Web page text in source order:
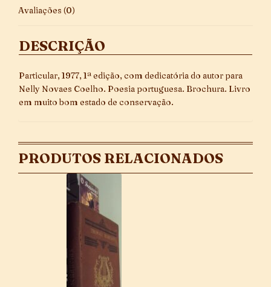
Avaliações (0)
DESCRIÇÃO
Particular, 1977, 1ª edição, com dedicatória do autor para
Nelly Novaes Coelho. Poesia portuguesa. Brochura. Livro
em muito bom estado de conservação.
PRODUTOS RELACIONADOS